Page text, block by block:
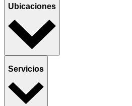
Ubicaciones
Servicios